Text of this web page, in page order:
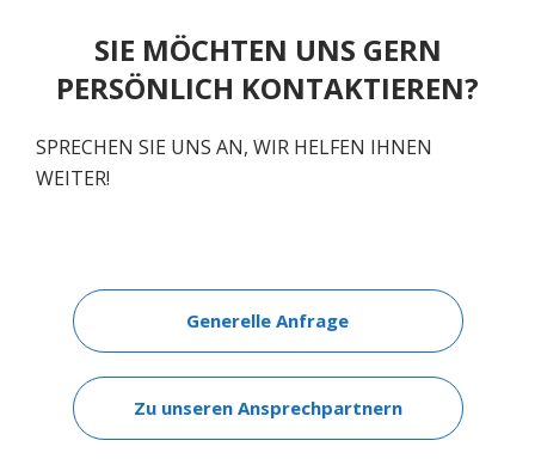
SIE MÖCHTEN UNS GERN
PERSÖNLICH KONTAKTIEREN?
SPRECHEN SIE UNS AN, WIR HELFEN IHNEN
WEITER!
Generelle Anfrage
Zu unseren Ansprechpartnern